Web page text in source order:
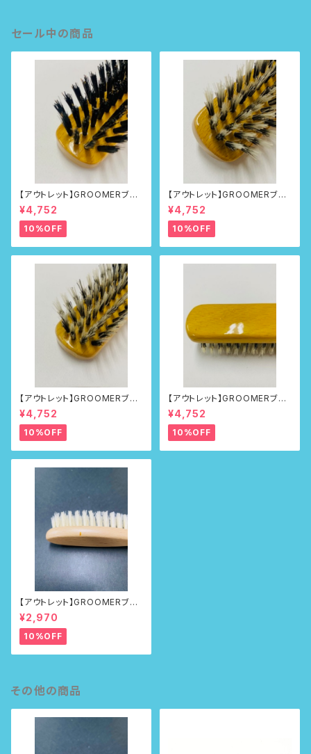
セール中の商品
【アウトレット】GROOMERブラ
シNo.215
¥4,752
10%OFF
【アウトレット】GROOMERブラ
シNo.218
¥4,752
10%OFF
【アウトレット】GROOMERブラ
シNo.218
¥4,752
10%OFF
【アウトレット】GROOMERブラ
シNo.218
¥4,752
10%OFF
【アウトレット】GROOMERブラ
シ No.100First
¥2,970
10%OFF
その他の商品